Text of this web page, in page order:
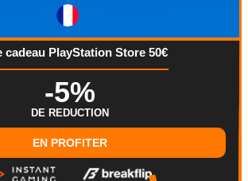
cadeau PlayStation Store 50€
-5%
DE REDUCTION
EN PROFITER